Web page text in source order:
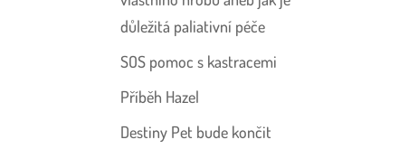
důležitá paliativní péče
SOS pomoc s kastracemi
Příběh Hazel
Destiny Pet bude končit